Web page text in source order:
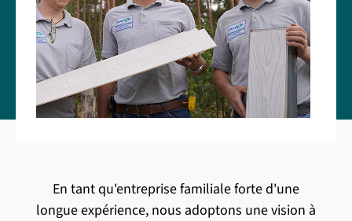
En tant qu'entreprise familiale forte d'une
longue expérience, nous adoptons une vision à